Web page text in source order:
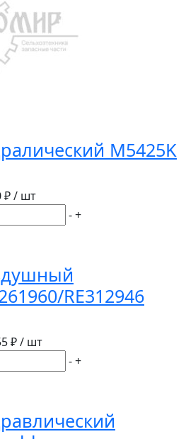
M5425K
₽ / шт
-+
RE312946
₽ / шт
RE312946
-+